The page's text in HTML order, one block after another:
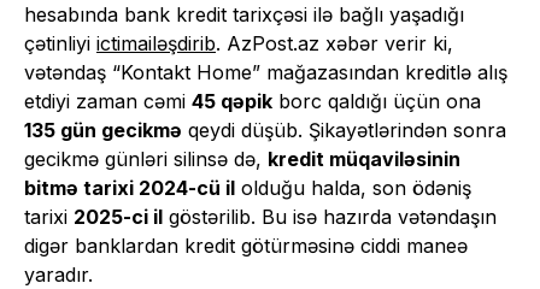
hesabında bank kredit tarixçəsi ilə bağlı yaşadığı
çətinliyi ictimailəşdirib. AzPost.az xəbər verir ki,
vətəndaş “Kontakt Home” mağazasından kreditlə alış
etdiyi zaman cəmi 45 qəpik borc qaldığı üçün ona
135 gün gecikmə qeydi düşüb. Şikayətlərindən sonra
gecikmə günləri silinsə də, kredit müqaviləsinin
bitmə tarixi 2024-cü il olduğu halda, son ödəniş
tarixi 2025-ci il göstərilib. Bu isə hazırda vətəndaşın
digər banklardan kredit götürməsinə ciddi maneə
yaradır.